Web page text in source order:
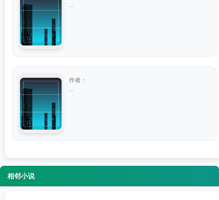
作者：
相邻小说